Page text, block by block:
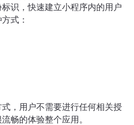
识，快速建立小程序内的用户
式：
，用户不需要进行任何相关授
畅的体验整个应用。